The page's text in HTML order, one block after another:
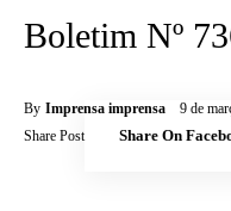
Boletim Nº
By Imprensa imprensa 9 de
Share Post
Share On